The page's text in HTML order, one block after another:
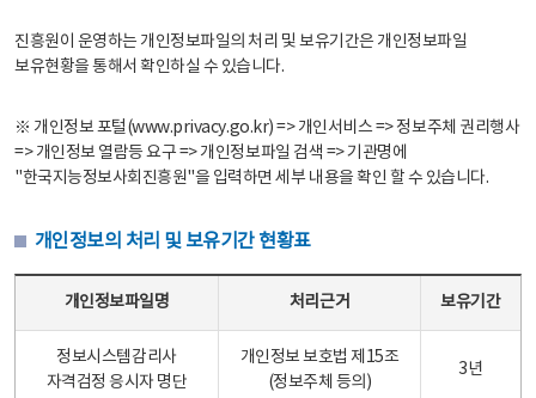
진흥원이 운영하는 개인정보파일의 처리 및 보유기간은 개인정보파일
보유현황을 통해서 확인하실 수 있습니다.
※ 개인정보 포털(www.privacy.go.kr) => 개인서비스 => 정보주체 권리행사
=> 개인정보 열람등 요구 => 개인정보파일 검색 => 기관명에
"한국지능정보사회진흥원"을 입력하면 세부 내용을 확인 할 수 있습니다.
개인정보의 처리 및 보유기간 현황표
개인정보파일명 처리근거 보유기간
정보시스템감리사
자격검정 응시자 명단
개인정보 보호법 제15조
(정보주체 등의)
3년